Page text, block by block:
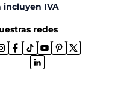
incluyen IVA
redes